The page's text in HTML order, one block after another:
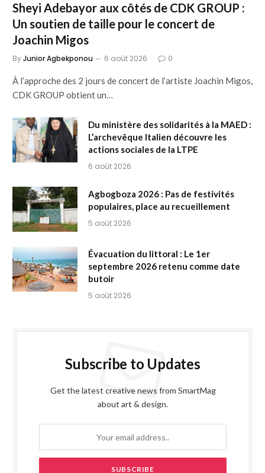
Sheyi Adebayor aux côtés de CDK GROUP :
Un soutien de taille pour le concert de
Joachin Migos
ByJunior Agbekponou 6 août 2026 0
À l’approche des 2 jours de concert de l’artiste Joachin Migos,
CDK GROUP obtient un…
Du ministère des solidarités à la MAED :
L’archevêque Italien découvre les
actions sociales de la LTPE
6 août 2026
Agbogboza 2026 : Pas de festivités
populaires, place au recueillement
5 août 2026
Évacuation du littoral : Le 1er
septembre 2026 retenu comme date
butoir
5 août 2026
Subscribe to Updates
Get the latest creative news from SmartMag
about art & design.